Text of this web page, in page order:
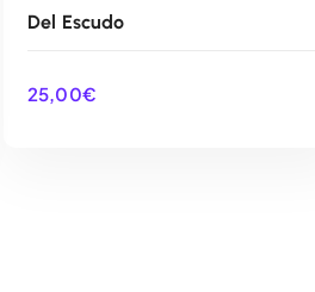
Del Escudo
25,00€